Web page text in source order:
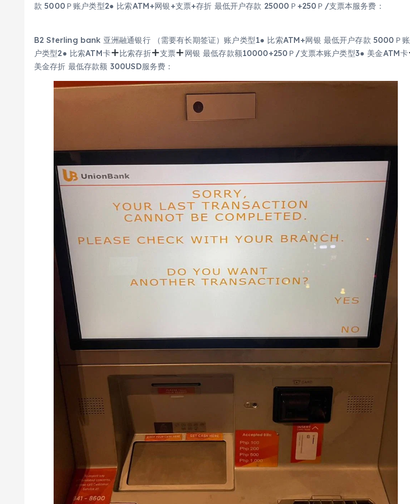
款 5000Ｐ账户类型2● 比索ATM+网银+支票+存折 最低开户存款 25000Ｐ+250Ｐ/支票本服务费：
B2 Sterling bank 亚洲融通银行 （需要有长期签证）账户类型1● 比索ATM+网银 最低开户存款 5000Ｐ账
户类型2● 比索ATM卡
比索存折 支票
网银 最低存款额10000+250Ｐ/支票本账户类型3● 美金ATM卡
美金存折 最低存款额 300USD服务费：